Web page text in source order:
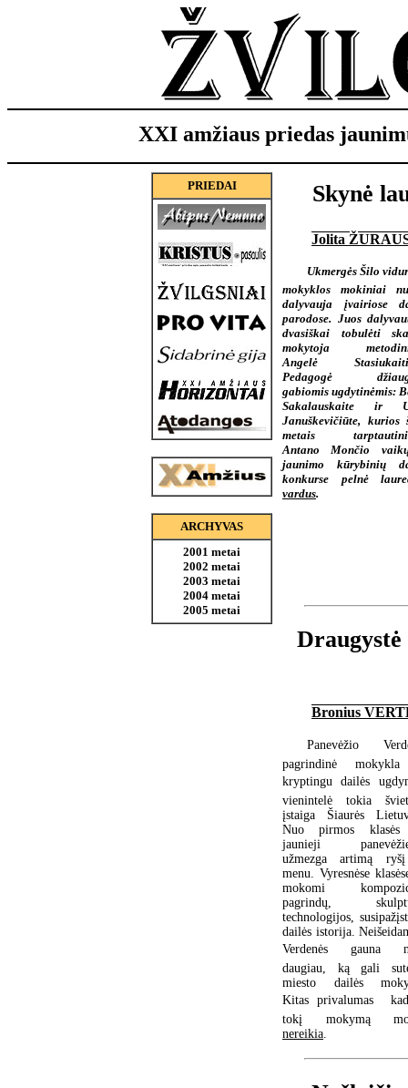
XXI amžiaus priedas
PRIEDAI
ARCHYVAS
2001 metai
2002 metai
2003 metai
2004 metai
2005 metai
Skynė
Jolita
Ukmergės Šilo
mokyklos mokiniai
dalyvauja įvairiose
parodose. Juos
dvasiškai tobulėti
mokytoja
Angelė
Pedagogė
gabiomis ugdytinėmis:
Sakalauskaite ir
Januškevičiūte, kurios
metais
Antano Mončio
jaunimo kūrybinių
konkurse pelnė
vardus.
Draugystė
Bronius
Panevėžio 
pagrindinė
kryptingu dailės
vienintelė tokia
įstaiga Šiaurės
Nuo pirmos
jaunieji
užmezga artimą
menu. Vyresnėse
mokomi
pagrindų,
technologijos,
dailės istorija.
Verdenės gauna
daugiau, ką gali
miesto dailės
Kitas privalumas 
tokį mokymą
nereikia